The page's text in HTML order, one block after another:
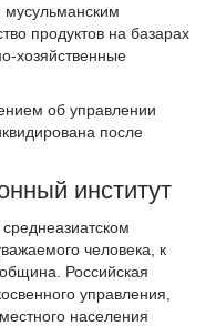
мусульманским
продуктов на базарах
хозяйственные
об управлении
после
институт
человека, к
Российская
управления,
населения